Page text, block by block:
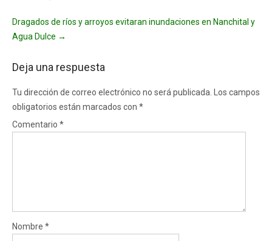
Dragados de ríos y arroyos evitaran inundaciones en Nanchital y
Agua Dulce →
Deja una respuesta
Tu dirección de correo electrónico no será publicada.
Los campos
obligatorios están marcados con *
Comentario *
Nombre *